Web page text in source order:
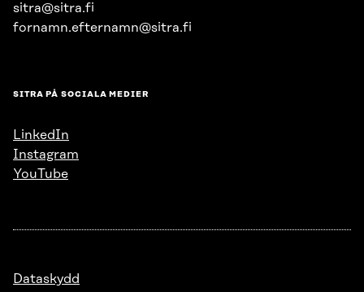
sitra@sitra.fi
fornamn.efternamn@sitra.fi
SITRA PÅ SOCIALA MEDIER
LinkedIn
Instagram
YouTube
Dataskydd